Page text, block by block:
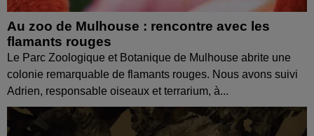
Au zoo de Mulhouse : rencontre avec les
flamants rouges
Le Parc Zoologique et Botanique de Mulhouse abrite une
colonie remarquable de flamants rouges. Nous avons suivi
Adrien, responsable oiseaux et terrarium, à...